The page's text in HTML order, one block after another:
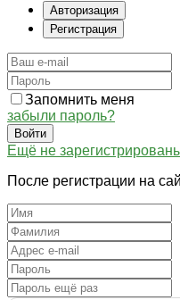
Авторизация
Регистрация
Запомнить меня
забыли пароль?
Войти
Ещё не
После регистрации на